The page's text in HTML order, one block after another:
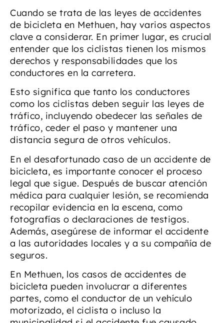
Cuando se trata de las leyes de accidentes
de bicicleta en Methuen, hay varios aspectos
clave a considerar. En primer lugar, es crucial
entender que los ciclistas tienen los mismos
derechos y responsabilidades que los
conductores en la carretera.
Esto significa que tanto los conductores
como los ciclistas deben seguir las leyes de
tráfico, incluyendo obedecer las señales de
tráfico, ceder el paso y mantener una
distancia segura de otros vehículos.
En el desafortunado caso de un accidente de
bicicleta, es importante conocer el proceso
legal que sigue. Después de buscar atención
médica para cualquier lesión, se recomienda
recopilar evidencia en la escena, como
fotografías o declaraciones de testigos.
Además, asegúrese de informar el accidente
a las autoridades locales y a su compañía de
seguros.
En Methuen, los casos de accidentes de
bicicleta pueden involucrar a diferentes
partes, como el conductor de un vehículo
motorizado, el ciclista o incluso la